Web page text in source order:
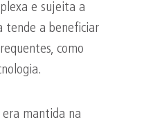
e sujeita a
tende a beneficiar
como
mantida na